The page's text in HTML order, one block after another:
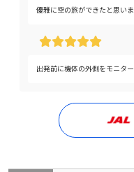
優雅に空の旅ができたと思いま
出発前に機体の外側をモニタ